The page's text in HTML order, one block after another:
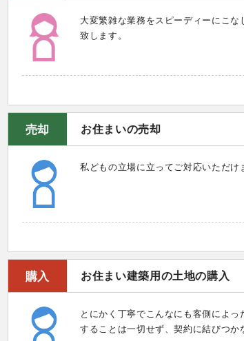
大変繁雑な業務をスピーディーにこ
致します。
売却 お住まいの売却
私どもの立場に立ってご対応いただけ
購入 お住まい建築用の土地の購入
とにかく丁寧でこんなにも客側によ
することは一切せず、契約に結びつ